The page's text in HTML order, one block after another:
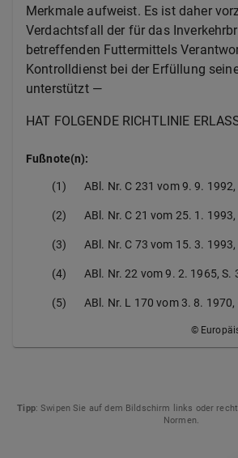
Merkmale aufweist. Es ist daher
Verdachtsfall der für das
betreffenden Futtermittels
Kontrolldienst bei der Erfüllung
unterstützt —
HAT FOLGENDE RICHTLINIE
Fußnote(n):
(1) ABl. Nr. C 231 vom 9. 9. 1992,
(2) ABl. Nr. C 21 vom 25. 1. 1993,
(3) ABl. Nr. C 73 vom 15. 3. 1993,
(4) ABl. Nr. 22 vom 9. 2. 1965, S.
(5) ABl. Nr. L 170 vom 3. 8. 1970,
©
Tipp: Swipen Sie auf dem Bildschirm links oder
Normen.